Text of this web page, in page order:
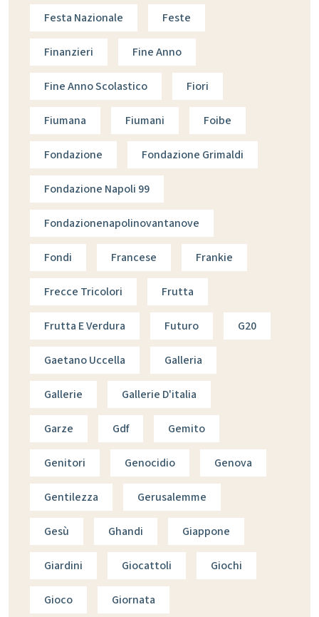
Festa Nazionale Feste
Finanzieri Fine Anno
Fine Anno Scolastico Fiori
Fiumana Fiumani Foibe
Fondazione Fondazione Grimaldi
Fondazione Napoli 99
Fondazionenapolinovantanove
Fondi Francese Frankie
Frecce Tricolori Frutta
Frutta E Verdura Futuro G20
Gaetano Uccella Galleria
Gallerie Gallerie D'italia
Garze Gdf Gemito
Genitori Genocidio Genova
Gentilezza Gerusalemme
Gesù Ghandi Giappone
Giardini Giocattoli Giochi
Gioco Giornata